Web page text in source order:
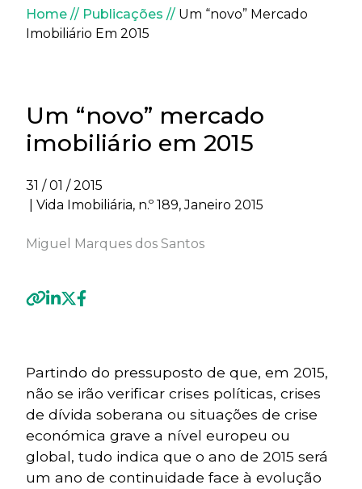
Navegação estrutural
Home Publicações
Um “novo” Mercado
Imobiliário Em 2015
Um “novo” mercado
imobiliário em 2015
31 / 01 / 2015
| Vida Imobiliária, n.º 189, Janeiro 2015
Miguel Marques dos Santos
Partindo do pressuposto de que, em 2015,
não se irão verificar crises políticas, crises
de dívida soberana ou situações de crise
económica grave a nível europeu ou
global, tudo indica que o ano de 2015 será
um ano de continuidade face à evolução